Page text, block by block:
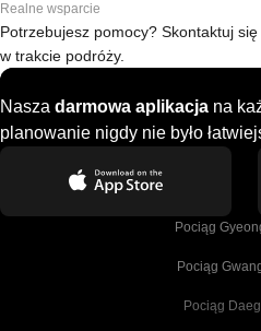
Realne wsparcie
Potrzebujesz pomocy? Skontaktuj
w trakcie podróży.
Nasza darmowa aplikacja na
planowanie nigdy nie było
Pociąg
Pociąg
Pociąg